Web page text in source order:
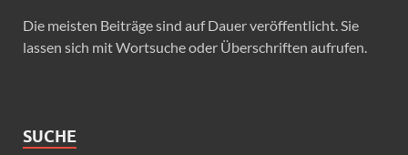
Die meisten Beiträge sind auf Dauer veröffentlicht. Sie
lassen sich mit Wortsuche oder Überschriften aufrufen.
SUCHE